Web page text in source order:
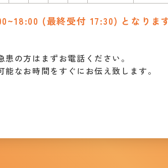
(最終受付 17:30) となりま
の方はまずお電話ください。
なお時間をすぐにお伝え致します。